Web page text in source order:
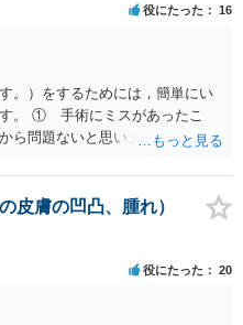
役にたった 16
。）をするためには，簡単にい
す。 ① 手術にミスがあったこ
ら問題ないと思います。 ② 手
なくなったこと ④ 仕事を休まな
業損害が発生したこと ⑤ マスク
評価できる精神的な損害が発生
内藤先生のご指摘なさる「相当
ないことまでは責任追及ができ
ミスの結果，入院期間が延びて
皮膚の凹凸、腫れ）
役にたった 20